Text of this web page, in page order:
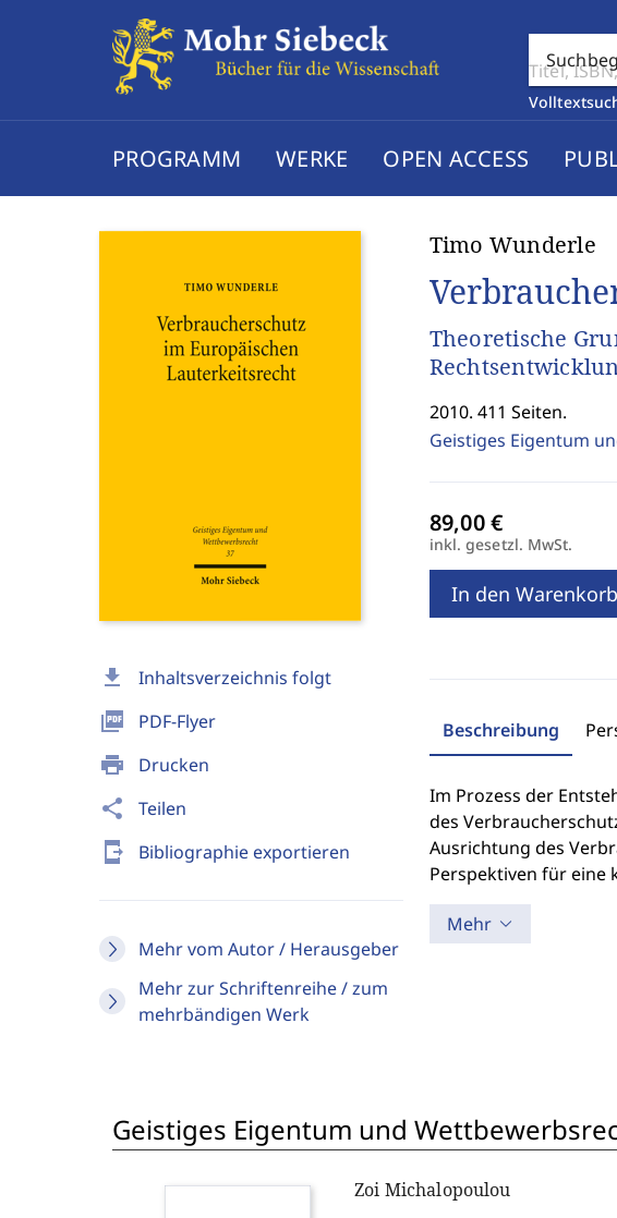
PROGRAMM WERKE OPEN ACCESS
download Inhaltsverzeichnis folgt
picture_as_pdf PDF-Flyer
print Drucken
share Teilen
send_to_mobile Bibliographie exportieren
Mehr vom Autor / Herausgeber
Mehr zur Schriftenreihe / zum
mehrbändigen Werk
Timo Wunderle
Theoretische
2010. 411 Seiten.
Geistiges Eigentum
inkl. gesetzl. MwSt.
In den Warenkorb
Beschreibung
Im Prozess der
des
Ausrichtung des
Perspektiven für eine
Mehr
Geistiges Eigentum und
Zoi Michalopoulou